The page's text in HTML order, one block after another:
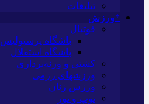
تبلیغات
*ورزش
فوتبال
باشگاه پرسپولیس
باشگاه استقلال
کشتی و وزنه‌برداری
ورزشهای رزمی
ورزش زنان
توپ و تور